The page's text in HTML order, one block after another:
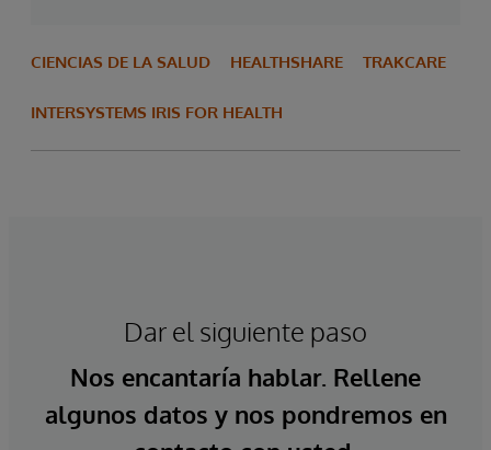
CIENCIAS DE LA SALUD HEALTHSHARE TRAKCARE
INTERSYSTEMS IRIS FOR HEALTH
Dar el siguiente paso
Nos encantaría hablar. Rellene
algunos datos y nos pondremos en